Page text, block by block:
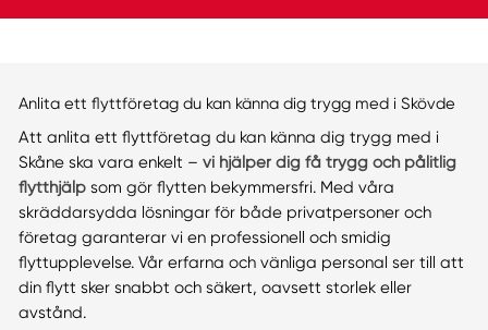
Anlita ett flyttföretag du kan känna dig trygg med i Skövde
Att anlita ett flyttföretag du kan känna dig trygg med i
Skåne ska vara enkelt – vi hjälper dig få trygg och pålitlig
flytthjälpsom gör flytten bekymmersfri. Med våra
skräddarsydda lösningar för både privatpersoner och
företag garanterar vi en professionell och smidig
flyttupplevelse. Vår erfarna och vänliga personal ser till att
din flytt sker snabbt och säkert, oavsett storlek eller
avstånd.